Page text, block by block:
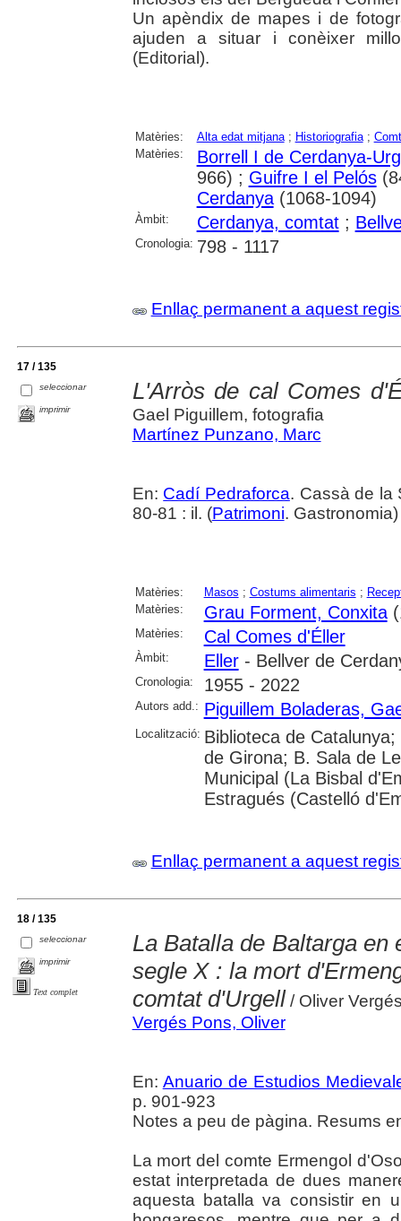
Un apèndix de mapes i de
ajuden a situar i conèixer
(Editorial).
Matèries: Alta edat mitjana; Historiografia;
Matèries:
Borrell I de Cerdanya-
966) ; Guifre I el Pelós
Cerdanya(1068-1094)
Àmbit: Cerdanya, comtat;
Cronologia: 798 - 1117
Enllaç permanent a aquest
17 / 135
seleccionar
imprimir
L'Arròs de cal Comes
Gael Piguillem, fotografia
Martínez Punzano, Marc
En: Cadí Pedraforca. Cassà de la
80-81 : il. (Patrimoni.
Matèries: Masos ; Costums alimentaris ;
Matèries:
Grau Forment, Conxita
Matèries: Cal Comes d'Éller
Àmbit: Eller- Bellver de
Cronologia: 1955 - 2022
Autors add.: Piguillem Boladeras,
Localització: Biblioteca de
de Girona; B. Sala de
Municipal (La Bisbal
Estragués (Castelló
Enllaç permanent a aquest
18 / 135
seleccionar
imprimir
Text complet
La Batalla de Baltarga
segle X : la mort
comtat d'Urgell/ Oliver
Vergés Pons, Oliver
En: Anuario de Estudios
p. 901-923
Notes a peu de pàgina. Resums
La mort del comte Ermengol
estat interpretada de dues
aquesta batalla va consistir en